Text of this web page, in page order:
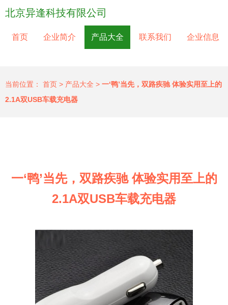
北京异逢科技有限公司
首页 企业简介 产品大全 联系我们 企业信息
当前位置： 首页 > 产品大全 > 一‘鸭’当先，双路疾驰 体验实用至上的
2.1A双USB车载充电器
一‘鸭’当先，双路疾驰 体验实用至上的
2.1A双USB车载充电器